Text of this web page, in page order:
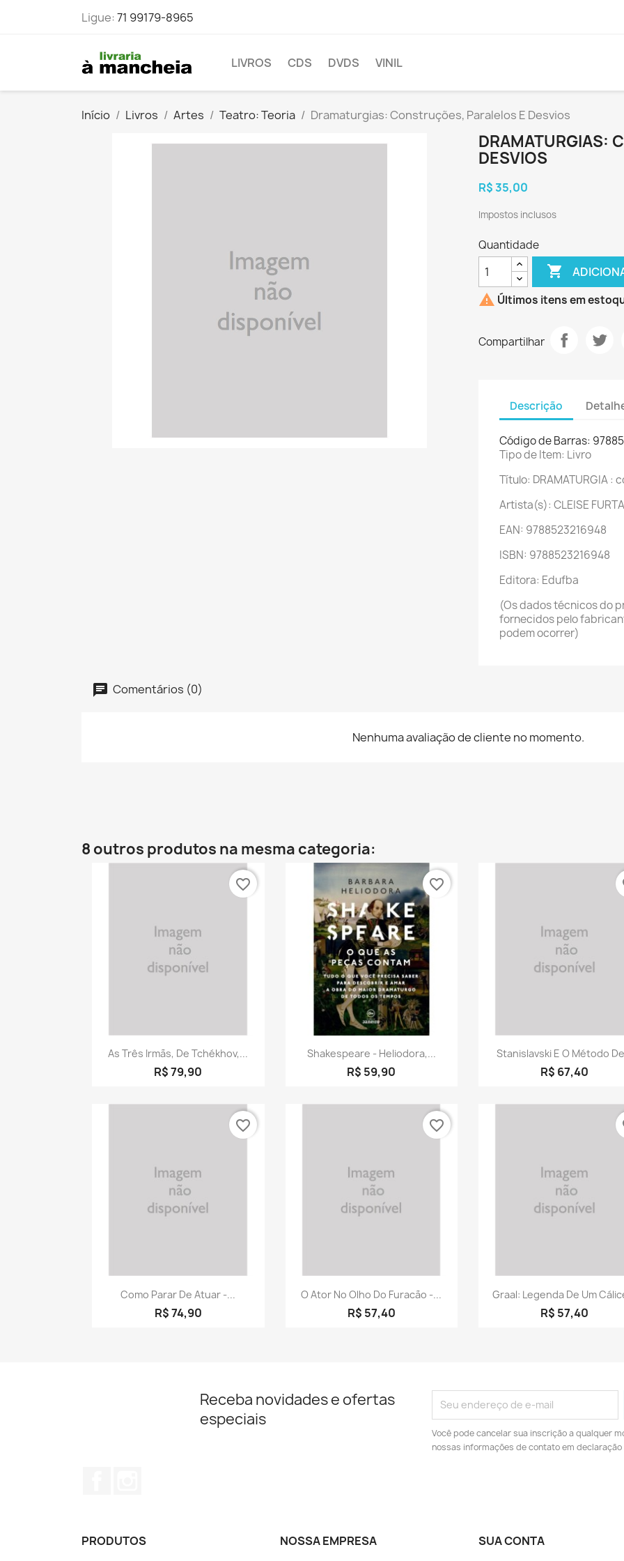
Ligue:71 99179-8965
LIVROS CDS DVDS VINIL
Início Livros Artes Teatro: Teoria Dramaturgias: Construções, Paralelos E Desvios
DRAMATURGIAS:
DESVIOS
R$ 35,00
Impostos inclusos
Quantidade

 Últimos itens em
Compartilhar
Descrição
Código de Barras:
Tipo de Item: Livro
Título: DRAMATURGIA :
Artista(s): CLEISE
EAN: 9788523216948
ISBN: 9788523216948
Editora: Edufba
(Os dados técnicos do
fornecidos pelo
podem ocorrer)
Comentários (0)
Nenhuma avaliação de cliente no momento.
8 outros produtos na mesma categoria:
Visualização rápida
As Três Irmãs, De Tchékhov,...
R$ 79,90
favorite_border
Visualização rápida
Shakespeare - Heliodora,...
R$ 59,90
favorite_border
Visualização rápida
Stanislavski E O Método
R$ 67,40
Visualização rápida
Como Parar De Atuar -...
R$ 74,90
favorite_border
Visualização rápida
O Ator No Olho Do Furacão -...
R$ 57,40
favorite_border
 Visualização
Graal: Legenda De Um
R$ 57,40
Receba novidades e ofertas
especiais
Você pode cancelar sua inscrição a qualquer
nossas informações de contato em declaração
PRODUTOS NOSSA EMPRESA SUA CONTA